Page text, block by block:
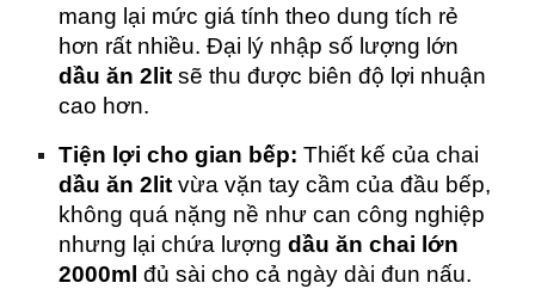
mang lại mức giá tính theo dung tích rẻ
hơn rất nhiều. Đại lý nhập số lượng lớn
dầu ăn 2lit sẽ thu được biên độ lợi nhuận
cao hơn.
Tiện lợi cho gian bếp: Thiết kế của chai
dầu ăn 2lit vừa vặn tay cầm của đầu bếp,
không quá nặng nề như can công nghiệp
nhưng lại chứa lượngdầu ăn chai lớn
2000ml đủ sài cho cả ngày dài đun nấu.